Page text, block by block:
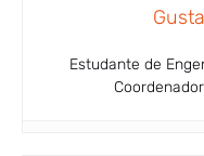
Estudante de